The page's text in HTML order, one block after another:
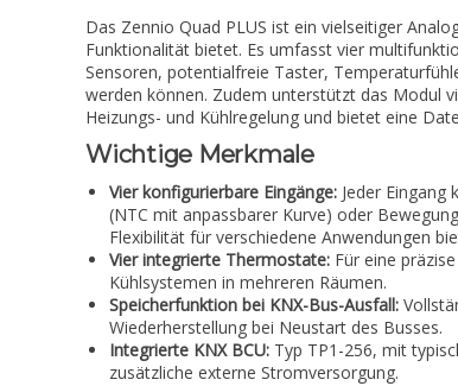
Das Zennio Quad PLUS ist ein vielseitiger
Funktionalität bietet. Es umfasst vier
Sensoren, potentialfreie Taster,
werden können. Zudem unterstützt das Modul
Heizungs- und Kühlregelung und bietet eine
Wichtige Merkmale
Vier konfigurierbare Eingänge: Jeder
(NTC mit anpassbarer Kurve) oder
Flexibilität für verschiedene Anwendungen
Vier integrierte Thermostate: Für eine
Kühlsystemen in mehreren Räumen.
Speicherfunktion bei KNX-Bus-Ausfall:
Wiederherstellung bei Neustart des Busses.
Integrierte KNX BCU: Typ TP1-256, mit
zusätzliche externe Stromversorgung.